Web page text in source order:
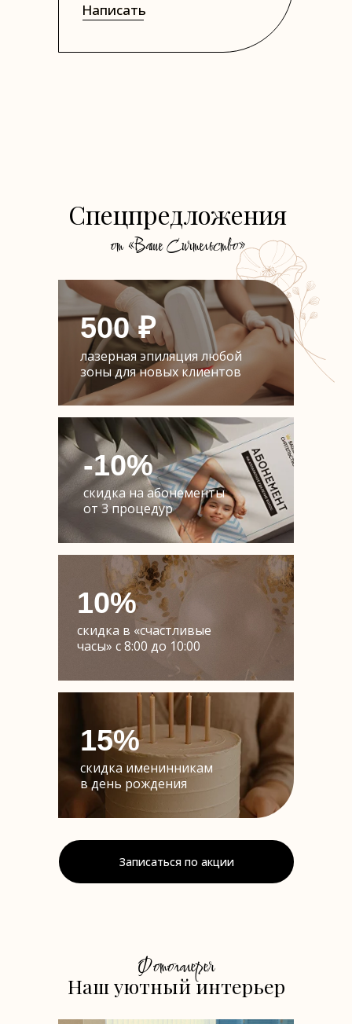
Написать
Написать
Спецпредложения
от «Ваше Сиятельство»
-10%
скидка на абонементы
от 3 процедур
15%
скидка именинникам
в день рождения
10%
скидка в «счастливые
часы» с 8:00 до 10:00
лазерная эпиляция любой
зоны для новых клиентов
500 ₽
Записаться по акции
Наш уютный интерьер
Фотогалерея